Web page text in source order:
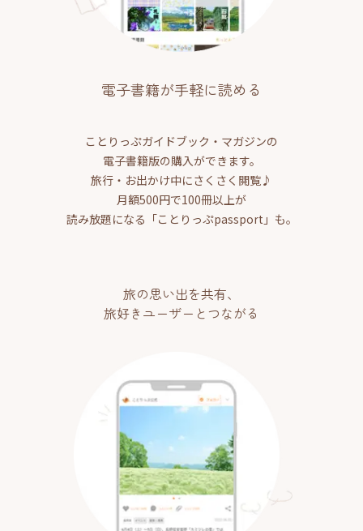
電子書籍が手軽に読める
ことりっぷガイドブック・マガジンの
電子書籍版の購入ができます。
旅行・お出かけ中にさくさく閲覧♪
月額500円で100冊以上が
読み放題になる「ことりっぷpassport」も。
旅の思い出を共有、
旅好きユーザーとつながる